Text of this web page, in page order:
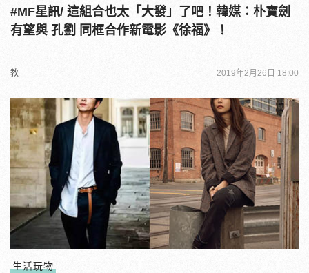
#MF星訊/ 這組合也太「大發」了吧！韓媒：朴寶劍
有望與 孔劉 同框合作新電影《徐福》！
教 2019年2月26日 18:00
生活玩物